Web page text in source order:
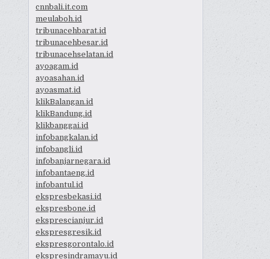
cnnbali.it.com
meulaboh.id
tribunacehbarat.id
tribunacehbesar.id
tribunacehselatan.id
ayoagam.id
ayoasahan.id
ayoasmat.id
klikBalangan.id
klikBandung.id
klikbanggai.id
infobangkalan.id
infobangli.id
infobanjarnegara.id
infobantaeng.id
infobantul.id
ekspresbekasi.id
ekspresbone.id
eksprescianjur.id
ekspresgresik.id
ekspresgorontalo.id
ekspresindramayu.id